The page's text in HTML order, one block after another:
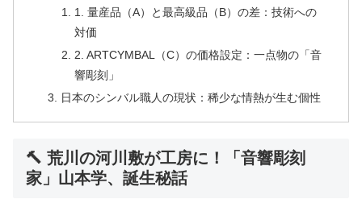
1. 量産品（A）と最高級品（B）の差：技術への
対価
2. ARTCYMBAL（C）の価格設定：一点物の「音
響彫刻」
日本のシンバル職人の現状：稀少な情熱が生む個性
🔨 荒川の河川敷が工房に！「音響彫刻
家」山本学、誕生秘話